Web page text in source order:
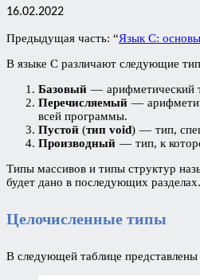
16.02.2022
Предыдущая часть: “Язык C:
В языке С различают следующие
Базовый — арифметический
Перечисляемый —
всей программы.
Пустой (тип void) — тип,
Производный — тип, к
Типы массивов и типы структур
будет дано в последующих разделах.
Целочисленные типы
В следующей таблице